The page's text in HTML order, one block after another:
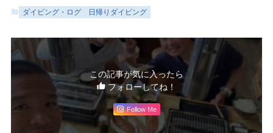
ダイビング・ログ 日帰りダイビング
この記事が気に入ったら
フォローしてね！
Follow Me